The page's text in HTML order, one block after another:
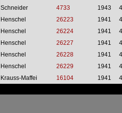
Schneider
4733 1943
Henschel
26223 1941
Henschel
26224 1941
Henschel
26227 1941
Henschel
26228 1941
Henschel
26229 1941
Krauss-Maffei
16104 1941